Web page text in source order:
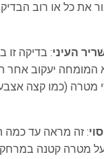
את כל או רוב
העיני: בדיקה זו
המומחה יעקוב אחר
מטרה (כמו קצה
: זה מראה עד כמה
מטרה קטנה